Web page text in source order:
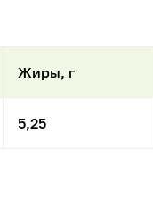
Жиры, г
5,25